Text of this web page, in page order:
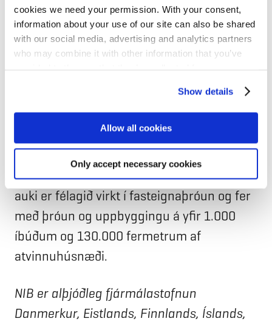
cookies we need your permission. With your consent,
information about your use of our site can also be shared
with our social media, advertising and analytics partners
who may combine it with other information that you’ve
can manage your cookie settings below.
Show details
Allow all cookies
Only accept necessary cookies
Fasteignir félagsins eru í dag rúmlega 150
talsins og safnið er um 490 þúsund
fermetrar að stærð. Meðal fasteigna Reita
verslunarmiðstöðvarinnar Kringlunnar,
Spöngina og Holtagarða, Hótel
Borg, Hotel Hilton Nordica og Hótel
Reykjavík Natura auk skrifstofubygginga við
Höfðabakka 9 og að Vínlandsleið. Þar að
auki er félagið virkt í fasteignaþróun og fer
með þróun og uppbyggingu á yfir 1.000
íbúðum og 130.000 fermetrum af
atvinnuhúsnæði.
NIB er alþjóðleg fjármálastofnun
Danmerkur, Eistlands, Finnlands, Íslands,